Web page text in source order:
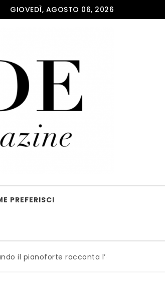
GIOVEDÌ, AGOSTO 06, 2026
PREFERISCI
pianoforte racconta l’anima dell’Italia